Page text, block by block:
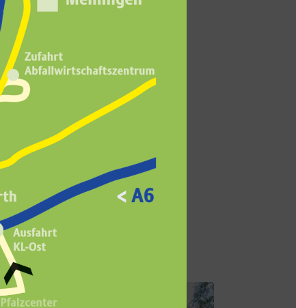
betrieben wird,
produziert.
Strom versorgt werden.
im Sommer,
Energieträger bleibt
der weniger
Äquivalente pro Jahr
die Produktion von
CO2 ein.